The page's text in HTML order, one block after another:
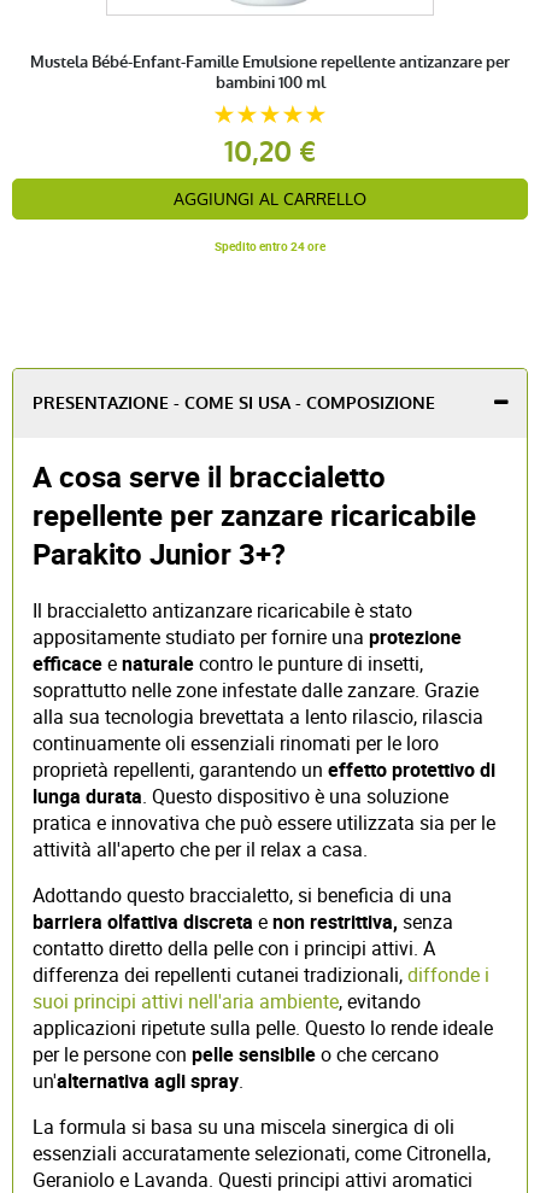
Mustela Bébé-Enfant-Famille Emulsione repellente antizanzare per
bambini 100 ml
10,20 €
AGGIUNGI AL CARRELLO
Spedito entro 24 ore
PRESENTAZIONE - COME SI USA - COMPOSIZIONE
A cosa serve il braccialetto
repellente per zanzare ricaricabile
Parakito Junior 3+?
Il braccialetto antizanzare ricaricabile è stato
appositamente studiato per fornire una protezione
efficaceenaturalecontro le punture di insetti,
soprattutto nelle zone infestate dalle zanzare. Grazie
alla sua tecnologia brevettata a lento rilascio, rilascia
continuamente oli essenziali rinomati per le loro
proprietà repellenti, garantendo un effetto protettivo di
lunga durata. Questo dispositivo è una soluzione
pratica e innovativa che può essere utilizzata sia per le
attività all'aperto che per il relax a casa.
Adottando questo braccialetto, si beneficia di una
barriera olfattiva discreta enon restrittiva, senza
contatto diretto della pelle con i principi attivi. A
differenza dei repellenti cutanei tradizionali,diffonde i
suoi principi attivi nell'aria ambiente, evitando
applicazioni ripetute sulla pelle. Questo lo rende ideale
per le persone con pelle sensibileo che cercano
un'alternativa agli spray.
La formula si basa su una miscela sinergica di oli
essenziali accuratamente selezionati, come Citronella,
Geraniolo e Lavanda. Questi principi attivi aromatici